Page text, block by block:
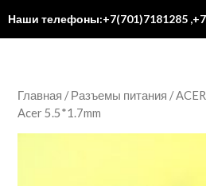
Наши телефоны:+7(701)7181285
Главная /Разъемы питания /ACER
Acer 5.5*1.7mm